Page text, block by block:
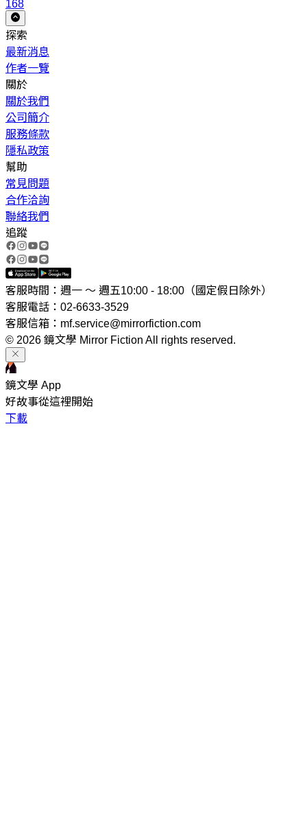
168
探索
最新消息
作者一覽
關於
關於我們
公司簡介
服務條款
隱私政策
幫助
常見問題
合作洽詢
聯絡我們
追蹤
客服時間：週一 ～ 週五10:00 - 18:00（國定假日除外）
客服電話：02-6633-3529
客服信箱：mf.service@mirrorfiction.com
© 2026 鏡文學 Mirror Fiction All rights reserved.
鏡文學 App
好故事從這裡開始
下載